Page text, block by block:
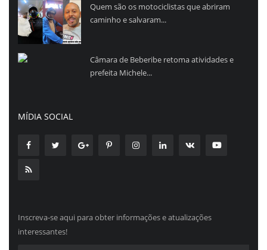
Quem são os motociclistas que abriram
caminho e salvaram...
Câmara de Beberibe retoma atividades e
prefeita Michele...
MÍDIA SOCIAL
Inscreva-se aqui para obter informações e atualizações
interessantes!